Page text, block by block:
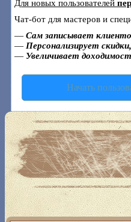
Для новых пользователей
Чат-бот для мастеров и
— Сам записывает
— Персонализирует
— Увеличивает
Начать